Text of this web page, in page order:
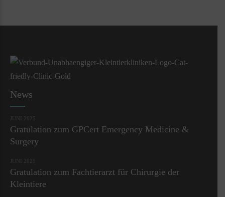
News
JUNI 2025
Gratulation zum GPCert Emergency Medicine &
Surgery
JUNI 2025
Gratulation zum Fachtierarzt für Chirurgie der
Kleintiere